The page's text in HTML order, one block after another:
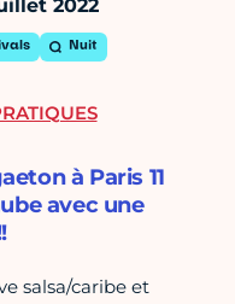
2022
Nuit
à Paris 11
avec une
salsa/caribe et